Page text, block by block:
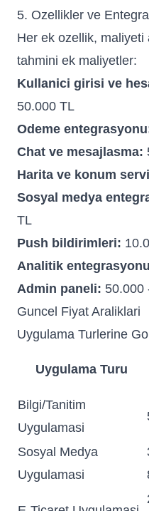
5. Ozellikler ve
Her ek ozellik,
tahmini ek maliyetler:
Kullanici girisi ve
50.000 TL
Odeme
Chat ve mesajlasma:
Harita ve konum
Sosyal medya
TL
Push bildirimleri:
Analitik
Admin paneli: 50.000
Guncel Fiyat Araliklari
Uygulama Turlerine
Uygulama Turu
Bilgi/Tanitim
Uygulamasi
Sosyal Medya
Uygulamasi